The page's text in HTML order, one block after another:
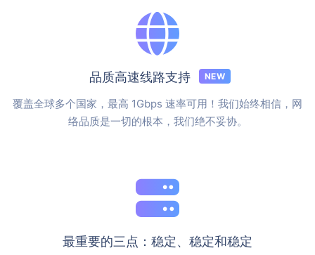
品质高速线路支持 NEW
覆盖全球多个国家，最高 1Gbps 速率可用！我们始终相信，网
络品质是一切的根本，我们绝不妥协。
最重要的三点：稳定、稳定和稳定